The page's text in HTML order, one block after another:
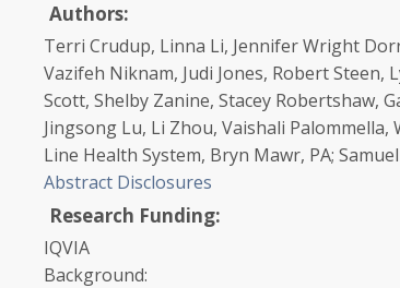
Authors:
Terri Crudup, Linna Li, Jennifer Wright
Vazifeh Niknam, Judi Jones, Robert Steen,
Scott, Shelby Zanine, Stacey Robertshaw,
Jingsong Lu, Li Zhou, Vaishali Palommella,
Line Health System, Bryn Mawr, PA;
Abstract Disclosures
Research Funding:
IQVIA
Background: